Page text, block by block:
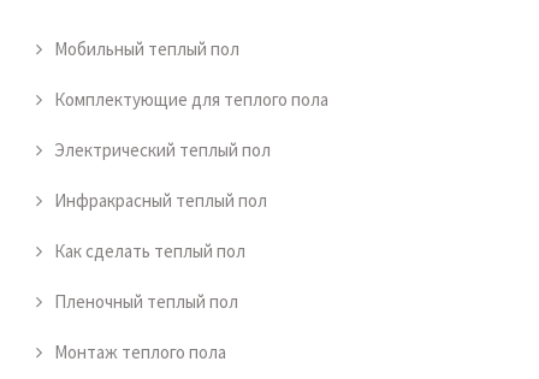
Мобильный теплый пол
Комплектующие для теплого пола
Электрический теплый пол
Инфракрасный теплый пол
Как сделать теплый пол
Пленочный теплый пол
Монтаж теплого пола